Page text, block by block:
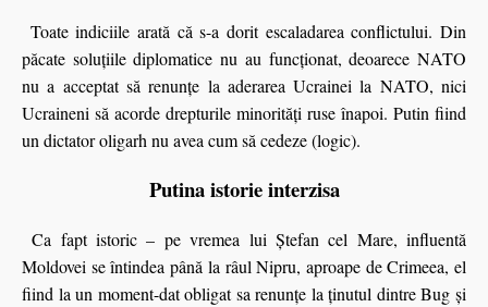
Toate indiciile arată că s-a dorit escaladarea conflictului. Din
păcate soluţiile diplomatice nu au funcţionat, deoarece NATO
nu a acceptat să renunţe la aderarea Ucrainei la NATO, nici
Ucraineni să acorde drepturile minorităţi ruse înapoi. Putin fiind
un dictator oligarh nu avea cum să cedeze (logic).
Putina istorie interzisa
Ca fapt istoric – pe vremea lui Ştefan cel Mare, influentă
Moldovei se întindea până la râul Nipru, aproape de Crimeea, el
fiind la un moment-dat obligat sa renunțe la ținutul dintre Bug și